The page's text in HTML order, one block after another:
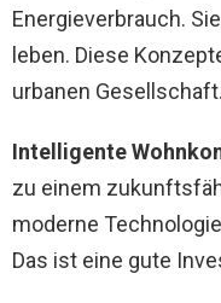
Energieverbrauch.
leben. Diese
urbanen Gesellschaft.
Intelligente
zu einem
moderne
Das ist eine gute